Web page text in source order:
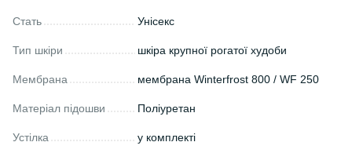
Стать Унісекс
Тип шкіри шкіра крупної рогатої худоби
Мембрана мембрана Winterfrost 800 / WF 250
Матеріал підошви Поліуретан
Устілка у комплекті